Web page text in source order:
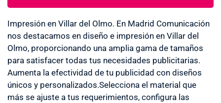
Impresión en Villar del Olmo. En Madrid Comunicación
nos destacamos en diseño e impresión en Villar del
Olmo, proporcionando una amplia gama de tamaños
para satisfacer todas tus necesidades publicitarias.
Aumenta la efectividad de tu publicidad con diseños
únicos y personalizados.Selecciona el material que
más se ajuste a tus requerimientos, configura las